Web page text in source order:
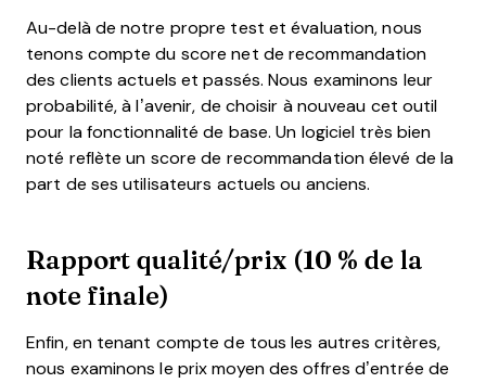
Au-delà de notre propre test et évaluation, nous
tenons compte du score net de recommandation
des clients actuels et passés. Nous examinons leur
probabilité, à l’avenir, de choisir à nouveau cet outil
pour la fonctionnalité de base. Un logiciel très bien
noté reflète un score de recommandation élevé de la
part de ses utilisateurs actuels ou anciens.
Rapport qualité/prix (10 % de la
note finale)
Enfin, en tenant compte de tous les autres critères,
nous examinons le prix moyen des offres d’entrée de